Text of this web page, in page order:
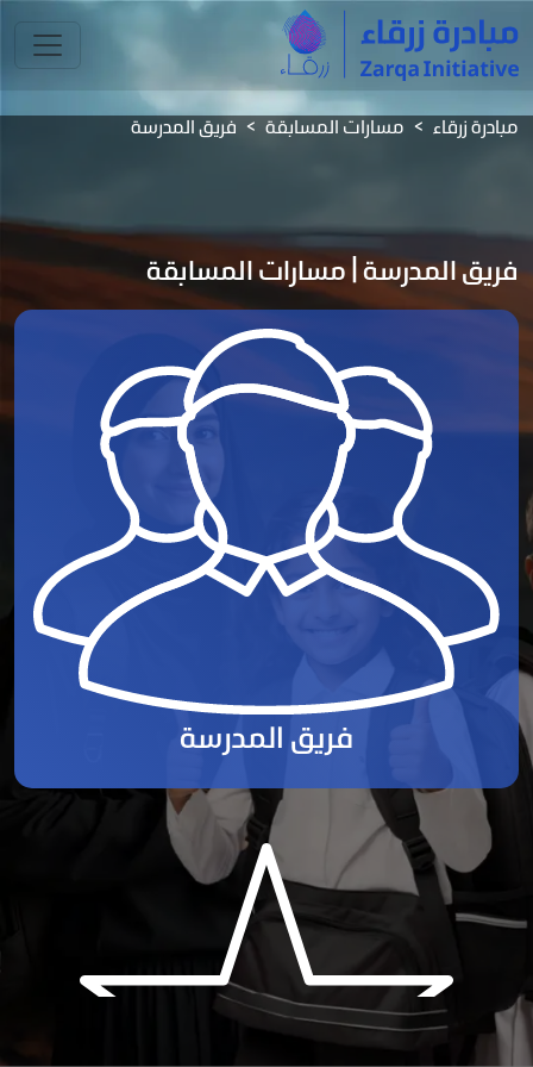
مبادرة زرقاء مسارات المسابقة فريق المدرسة
فريق المدرسة | مسارات المسابقة
فريق المدرسة